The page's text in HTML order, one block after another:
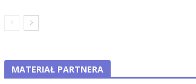
MATERIAŁ PARTNERA